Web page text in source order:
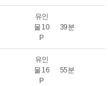
유인
물 10
P
39분
유인
물 16
P
55분